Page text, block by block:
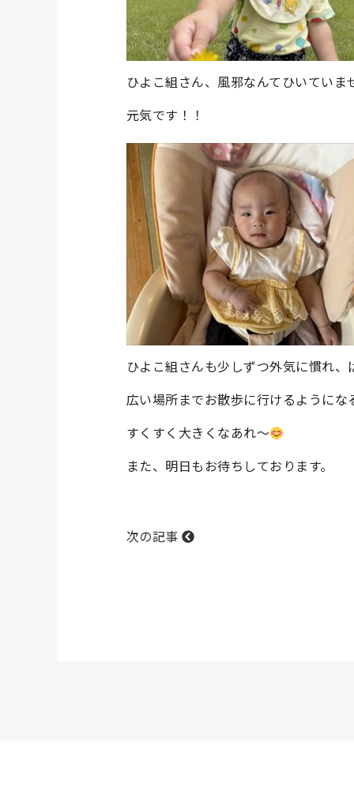
ひよこ組さん、風邪なんてひいていま
元気です！！
ひよこ組さんも少しずつ外気に慣れ
広い場所までお散歩に行けるようにな
すくすく大きくなあれ～
また、明日もお待ちしております。
次の記事